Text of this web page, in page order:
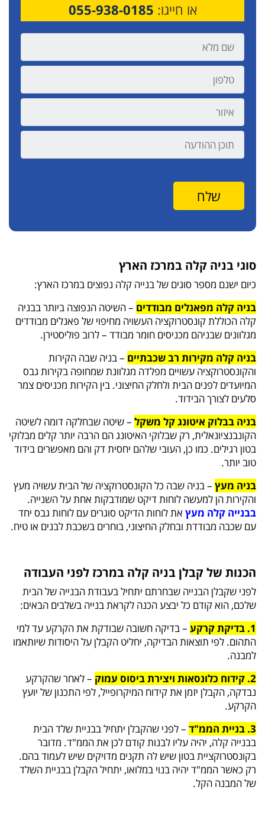
או חייגו: 055-938-0185
סוגי בניה קלה במרכז הארץ
כיום ישנם מספר סוגים של בנייה קלה נפוצים במרכז הארץ:
בניה קלה מפאנלים מבודדים – השיטה הנפוצה ביותר בבניה
קלה הכוללת קונסטרוקציה העשויה מחיפוי של פאנלים מבודדים
מגלוונים שבניהם מכניסים חומר מבודד – לרוב פוליסטירן.
בניה קלה מקירות רב שכבתיים – בניה שבה הקירות
והקונסטרוקציה עשויים מפלדה מגלוונת שמחופה בקירות גבס
המיועדים לפנים הבית ולחלק החיצוני. בין הקירות מכניסים צמר
סלעים לצורך הבידוד.
בניה בבלוק איטונג קל משקל – שיטה שבחלקה דומה לשיטה
הקונבנציונאלית, רק שבלוקי האיטונג הם הרבה יותר קלים מבלוקי
בטון רגילים. כמו כן, העובי שלהם יחסית דק והם מאפשרים בידוד
טוב יותר.
בניה מעץ – בניה שבה כל הקונסטרוקציה של הבית עשויה מעץ
והקירות הן למעשה לוחות דיקט שמודבקות אחת על השנייה.
בבנייה קלה מעץ את לוחות הדיקט סוגרים עם לוחות גבס יחד
עם שכבה מבודדת ובחלק החיצוני, בוחרים בשכבת לבנים או טיח.
הכנות של קבלן בניה קלה במרכז לפני העבודה
לפני שקבלן הבנייה שבחרתם יתחיל בעבודת הבנייה של הבית
שלכם, הוא קודם כל יבצע הכנה לקראת בנייה בשלבים הבאים:
1. בדיקת קרקע
– בדיקה חשובה שבודקת את הקרקע עד למי
התהום. לפי תוצאות הבדיקה, יחליט הקבלן על היסודות שיותאמו
למבנה.
2. קידוח כלונסאות ויצירת ביסוס עמוק
– לאחר שהקרקע
נבדקה, הקבלן יזמן את קידוח המיקרופייל, לפי התכנון של יועץ
הקרקע.
3. בניית הממ"ד
– לפני שהקבלן יתחיל בבניית שלד הבית
בבנייה קלה, יהיה עליו לבנות קודם לכן את הממ"ד. מדובר
בקונסטרוקציית בטון שיש לה תקנים מדויקים שיש לעמוד בהם.
רק כאשר הממ"ד יהיה בנוי במלואו, יתחיל הקבלן בבניית השלד
של המבנה הקל.